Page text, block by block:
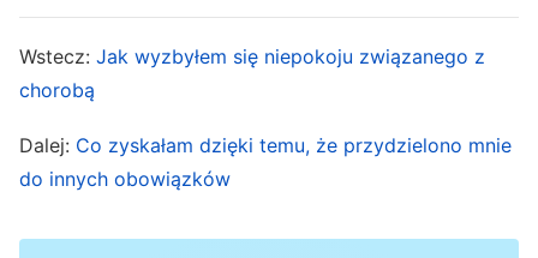
że gdy już zrozumiem sytuację i wezmę na siebie
zrezygnować. Dlatego wykręciłam się, mówiąc,
że jestem zajęta, aby nie musieć zapoznawać się
z pracą. Czasami miałam niewielkie wyrzuty
Wstecz: Jak wyzbyłem się niepokoju związanego z
chorobą
Dalej: Co zyskałam dzięki temu, że przydzielono mnie
do innych obowiązków